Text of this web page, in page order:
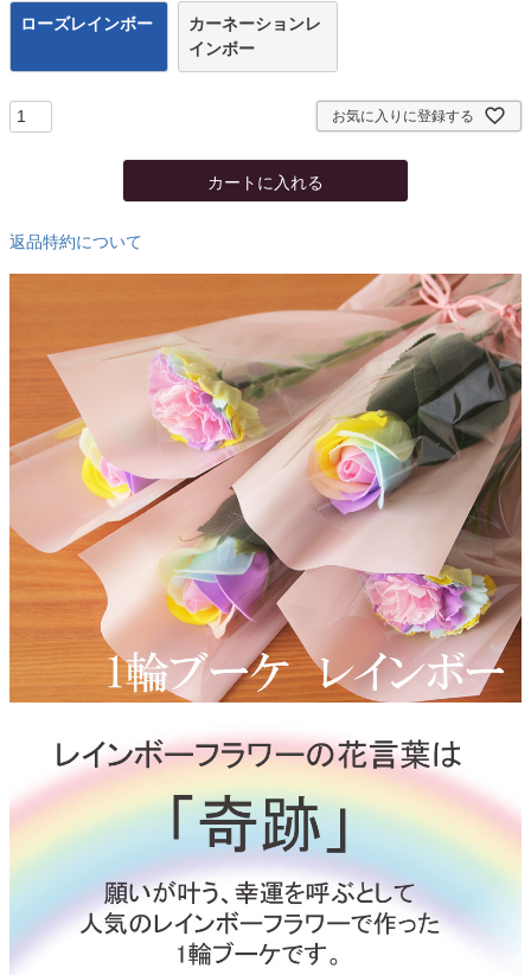
ローズレインボー
カーネーションレ
インボー
お気に入りに登録する
カートに入れる
返品特約について